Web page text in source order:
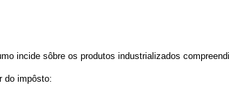
incide sôbre os produtos industrializados
do impôsto: